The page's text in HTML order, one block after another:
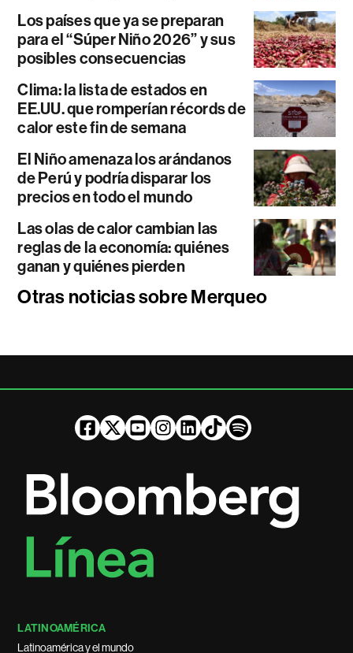
Los países que ya se preparan
para el “Súper Niño 2026” y sus
posibles consecuencias
Clima: la lista de estados en
EE.UU. que romperían récords de
calor este fin de semana
El Niño amenaza los arándanos
de Perú y podría disparar los
precios en todo el mundo
Las olas de calor cambian las
reglas de la economía: quiénes
ganan y quiénes pierden
Otras noticias sobre Merqueo
LATINOAMÉRICA
Latinoamérica y el mundo